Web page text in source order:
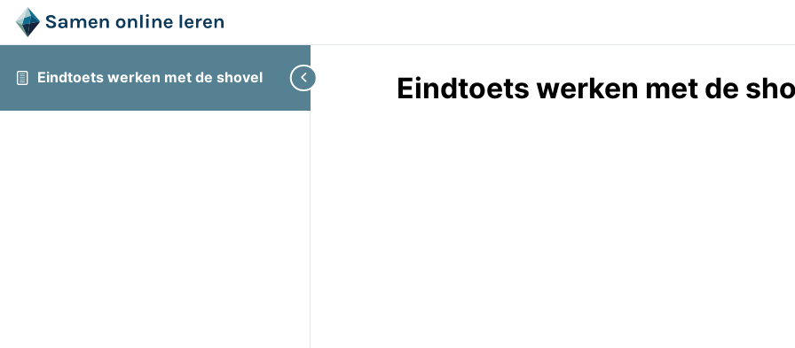
Eindtoets werken met de shovel Eindtoets werken met de